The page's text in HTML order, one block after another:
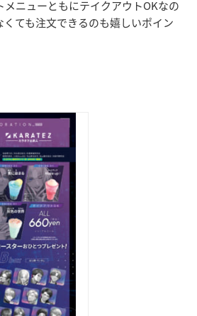
メニューともにテイクアウトOKなの
ても注文できるのも嬉しいポイン